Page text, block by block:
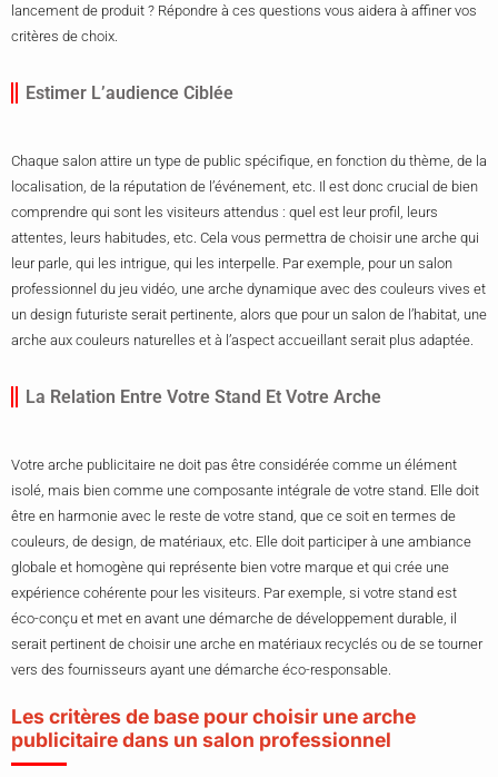
lancement de produit ? Répondre à ces questions vous aidera à affiner vos
critères de choix.
Estimer L’audience Ciblée
Chaque salon attire un type de public spécifique, en fonction du thème, de la
localisation, de la réputation de l’événement, etc. Il est donc crucial de bien
comprendre qui sont les visiteurs attendus : quel est leur profil, leurs
attentes, leurs habitudes, etc. Cela vous permettra de choisir une arche qui
leur parle, qui les intrigue, qui les interpelle. Par exemple, pour un salon
professionnel du jeu vidéo, une arche dynamique avec des couleurs vives et
un design futuriste serait pertinente, alors que pour un salon de l’habitat, une
arche aux couleurs naturelles et à l’aspect accueillant serait plus adaptée.
La Relation Entre Votre Stand Et Votre Arche
Votre arche publicitaire ne doit pas être considérée comme un élément
isolé, mais bien comme une composante intégrale de votre stand. Elle doit
être en harmonie avec le reste de votre stand, que ce soit en termes de
couleurs, de design, de matériaux, etc. Elle doit participer à une ambiance
globale et homogène qui représente bien votre marque et qui crée une
expérience cohérente pour les visiteurs. Par exemple, si votre stand est
éco-conçu et met en avant une démarche de développement durable, il
serait pertinent de choisir une arche en matériaux recyclés ou de se tourner
vers des fournisseurs ayant une démarche éco-responsable.
Les critères de base pour choisir une arche
publicitaire dans un salon professionnel